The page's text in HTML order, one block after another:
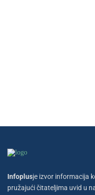
Infoplusje izvor informacija
pružajući čitateljima uvid u